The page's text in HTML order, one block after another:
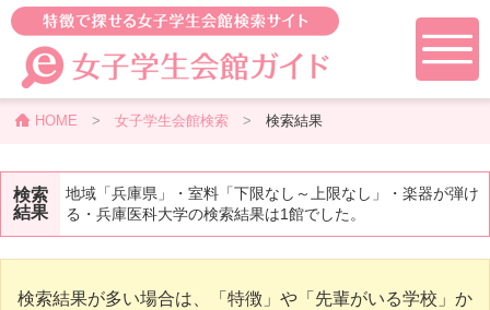
HOME > 女子学生会館検索> 検索結果
検索
結果
地域「兵庫県」・室料「下限なし～上限なし」・楽器が弾け
る・兵庫医科大学の検索結果は1館でした。
検索結果が多い場合は、「特徴」や「先輩がいる学校」か